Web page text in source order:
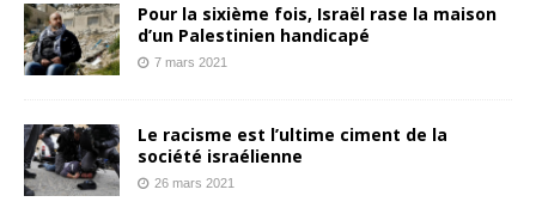
Pour la sixième fois, Israël rase la maison
d’un Palestinien handicapé
7 mars 2021
Le racisme est l’ultime ciment de la
société israélienne
26 mars 2021